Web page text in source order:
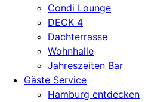
Condi Lounge
DECK 4
Dachterrasse
Wohnhalle
Jahreszeiten Bar
Gäste Service
Hamburg entdecken